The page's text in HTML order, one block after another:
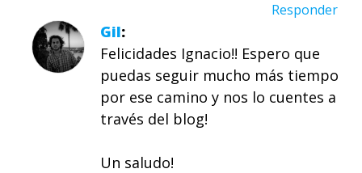
Responder
Gil
Felicidades Ignacio!! Espero que
puedas seguir mucho más tiempo
por ese camino y nos lo cuentes a
través del blog!
Un saludo!